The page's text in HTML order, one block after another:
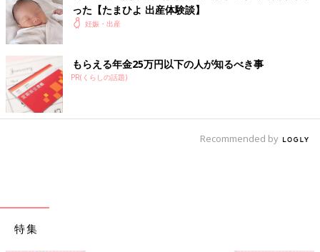
った【たまひよ 出産体験談】
妊娠・出産
もらえる年金25万円以下の人が知るべき事
PR(くらしの話題)
Recommended by
特集